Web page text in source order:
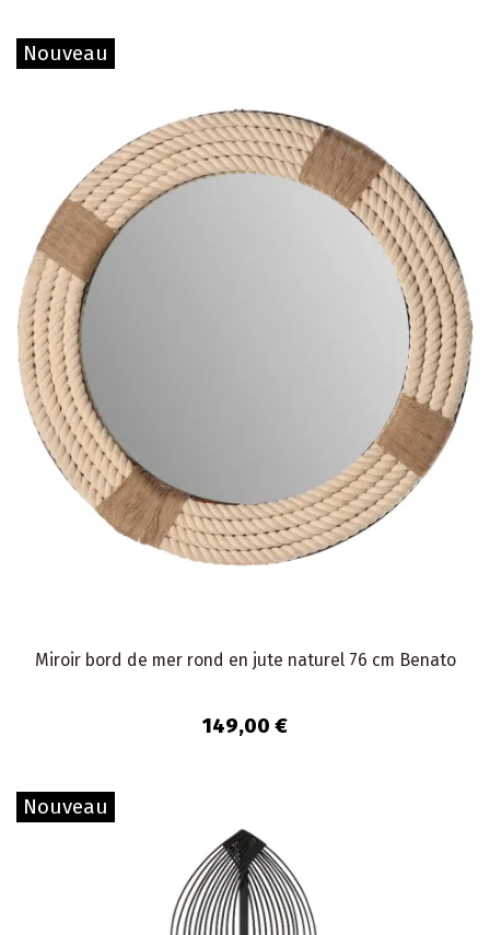
Nouveau
Miroir bord de mer rond en jute naturel 76 cm Benato
149,00 €
Nouveau